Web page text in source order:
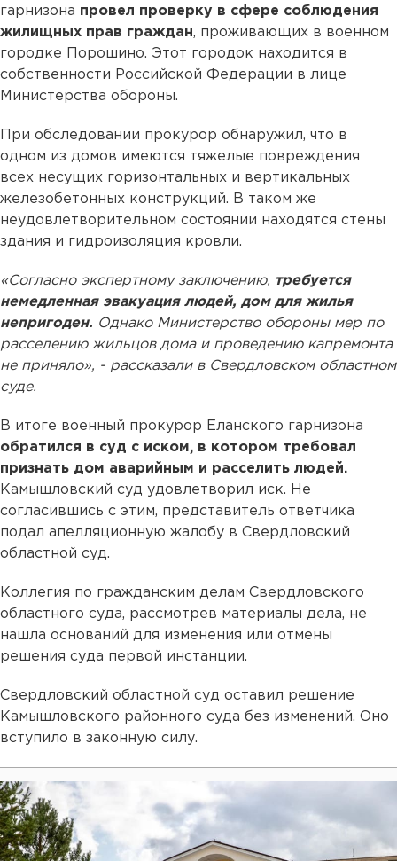
гарнизона провел проверку в сфере соблюдения
жилищных прав граждан, проживающих в военном
городке Порошино. Этот городок находится в
собственности Российской Федерации в лице
Министерства обороны.
При обследовании прокурор обнаружил, что в
одном из домов имеются тяжелые повреждения
всех несущих горизонтальных и вертикальных
железобетонных конструкций. В таком же
неудовлетворительном состоянии находятся стены
здания и гидроизоляция кровли.
«Согласно экспертному заключению, требуется
немедленная эвакуация людей, дом для жилья
непригоден. Однако Министерство обороны мер по
расселению жильцов дома и проведению капремонта
не приняло», - рассказали в Свердловском областном
суде.
В итоге военный прокурор Еланского гарнизона
обратился в суд с иском, в котором требовал
признать дом аварийным и расселить людей.
Камышловский суд удовлетворил иск. Не
согласившись с этим, представитель ответчика
подал апелляционную жалобу в Свердловский
областной суд.
Коллегия по гражданским делам Свердловского
областного суда, рассмотрев материалы дела, не
нашла оснований для изменения или отмены
решения суда первой инстанции.
Свердловский областной суд оставил решение
Камышловского районного суда без изменений. Оно
вступило в законную силу.